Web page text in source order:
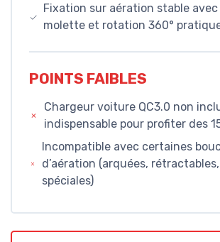
Fixation sur aération stable
molette et rotation 360°
POINTS FAIBLES
Chargeur voiture QC3.0 non
indispensable pour profiter des
Incompatible avec certaines
d’aération (arquées,
spéciales)